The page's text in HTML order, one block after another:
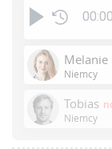
00:00
Melanie
Niemcy
Tobias
Niemcy